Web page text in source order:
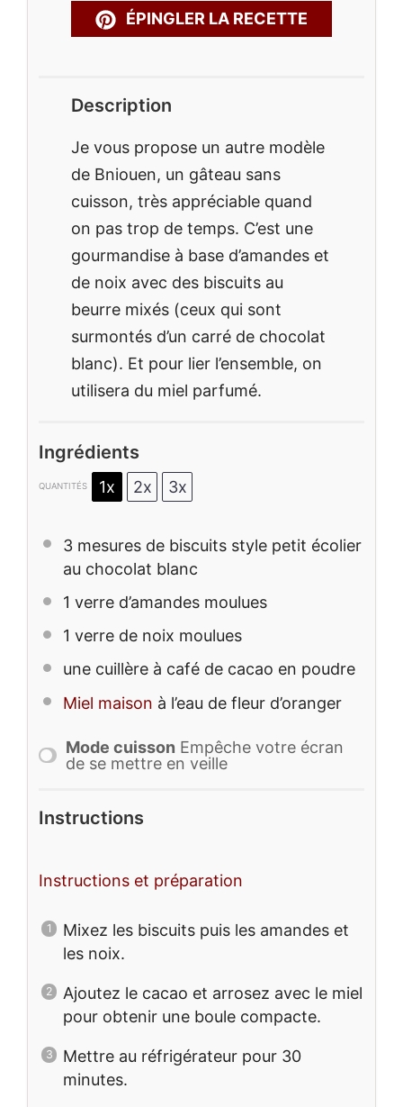
ÉPINGLER LA RECETTE
Description
Je vous propose un autre modèle
de Bniouen, un gâteau sans
cuisson, très appréciable quand
on pas trop de temps. C’est une
gourmandise à base d’amandes et
de noix avec des biscuits au
beurre mixés (ceux qui sont
surmontés d’un carré de chocolat
blanc). Et pour lier l’ensemble, on
utilisera du miel parfumé.
Ingrédients
QUANTITÉS 1x 2x 3x
3 mesures de biscuits style petit écolier
au chocolat blanc
1 verre d’amandes moulues
1 verre de noix moulues
une cuillère à café de cacao en poudre
Miel maison à l’eau de fleur d’oranger
Mode cuisson Empêche votre écran
de se mettre en veille
Instructions
Instructions et préparation
Mixez les biscuits puis les amandes et
les noix.
Ajoutez le cacao et arrosez avec le miel
pour obtenir une boule compacte.
Mettre au réfrigérateur pour 30
minutes.